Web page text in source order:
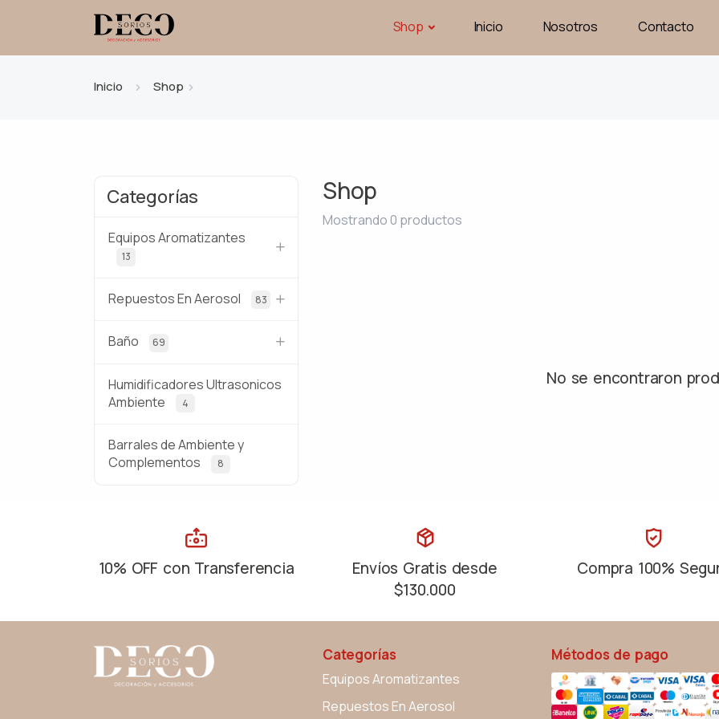
Shop Inicio Nosotros Contacto
Inicio Shop
Categorías
Equipos Aromatizantes
13
Repuestos En Aerosol 83
Baño 69
Humidificadores Ultrasonicos
Ambiente
4
Barrales de Ambiente y
Complementos
8
Shop
Mostrando 0 productos
No se encontraron
10% OFF con Transferencia
Envíos Gratis desde
$130.000
Compra 100%
Categorías
Equipos Aromatizantes
Repuestos En Aerosol
Métodos de pago